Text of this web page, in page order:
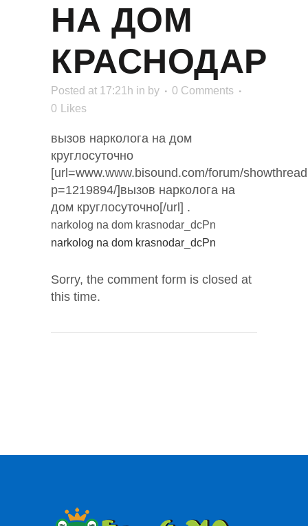
НА ДОМ
КРАСНОДАР
Posted at 17:21h in by
0 Comments
0
Likes
вызов нарколога на дом
круглосуточно
[url=www.www.bisound.com/forum/
p=1219894/]вызов нарколога на
дом круглосуточно[/url] .
narkolog na dom krasnodar_dcPn
narkolog na dom krasnodar_dcPn
Sorry, the comment form is closed at
this time.